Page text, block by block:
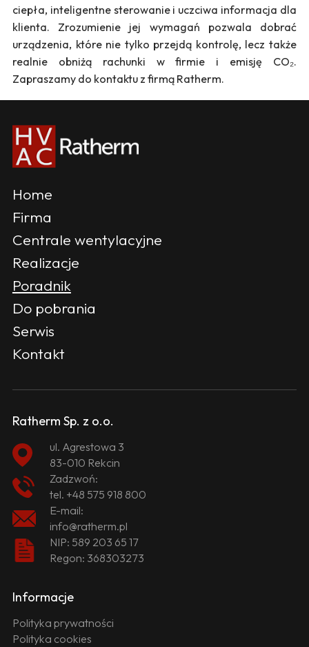
ciepła, inteligentne sterowanie i uczciwa informacja dla
klienta. Zrozumienie jej wymagań pozwala dobrać
urządzenia, które nie tylko przejdą kontrolę, lecz także
realnie obniżą rachunki w firmie i emisję CO₂.
Zapraszamy do kontaktu z firmą Ratherm.
Home
Firma
Centrale wentylacyjne
Realizacje
Poradnik
Do pobrania
Serwis
Kontakt
Ratherm Sp. z o.o.
ul. Agrestowa 3
83-010 Rekcin
Zadzwoń:
tel. +48 575 918 800
E-mail:
info@ratherm.pl
NIP: 589 203 65 17
Regon: 368303273
Informacje
Polityka prywatności
Polityka cookies